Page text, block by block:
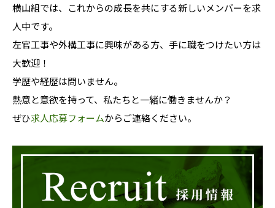
横山組では、これからの成長を共にする新しいメンバーを求
人中です。
左官工事や外構工事に興味がある方、手に職をつけたい方は
大歓迎！
学歴や経歴は問いません。
熱意と意欲を持って、私たちと一緒に働きませんか？
ぜひ求人応募フォームからご連絡ください。